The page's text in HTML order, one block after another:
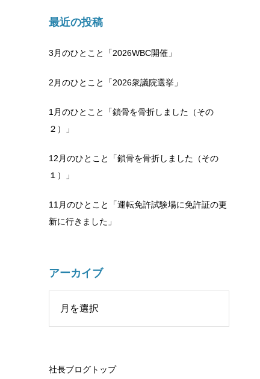
最近の投稿
3月のひとこと「2026WBC開催」
2月のひとこと「2026衆議院選挙」
1月のひとこと「鎖骨を骨折しました（その
２）」
12月のひとこと「鎖骨を骨折しました（その
１）」
11月のひとこと「運転免許試験場に免許証の更
新に行きました」
アーカイブ
社長ブログトップ